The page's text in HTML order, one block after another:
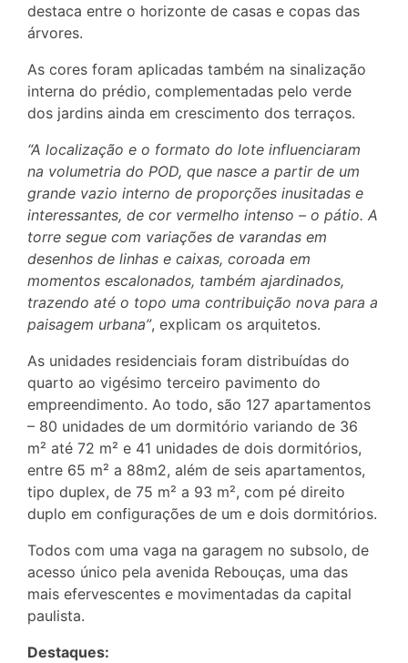
destaca entre o horizonte de casas e copas das
árvores.
As cores foram aplicadas também na sinalização
interna do prédio, complementadas pelo verde
dos jardins ainda em crescimento dos terraços.
“A localização e o formato do lote influenciaram
na volumetria do POD, que nasce a partir de um
grande vazio interno de proporções inusitadas e
interessantes, de cor vermelho intenso – o pátio. A
torre segue com variações de varandas em
desenhos de linhas e caixas, coroada em
momentos escalonados, também ajardinados,
trazendo até o topo uma contribuição nova para a
paisagem urbana”, explicam os arquitetos.
As unidades residenciais foram distribuídas do
quarto ao vigésimo terceiro pavimento do
empreendimento. Ao todo, são 127 apartamentos
– 80 unidades de um dormitório variando de 36
m² até 72 m² e 41 unidades de dois dormitórios,
entre 65 m² a 88m2, além de seis apartamentos,
tipo duplex, de 75 m² a 93 m², com pé direito
duplo em configurações de um e dois dormitórios.
Todos com uma vaga na garagem no subsolo, de
acesso único pela avenida Rebouças, uma das
mais efervescentes e movimentadas da capital
paulista.
Destaques: